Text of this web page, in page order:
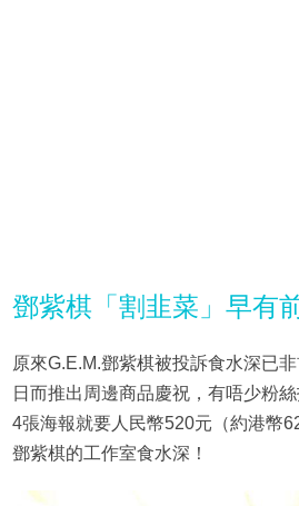
鄧紫棋「割韭菜」早有
原來G.E.M.鄧紫棋被投訴食水深已
日而推出周邊商品慶祝，有唔少粉
4張海報就要人民幣520元（約港幣
鄧紫棋的工作室食水深！